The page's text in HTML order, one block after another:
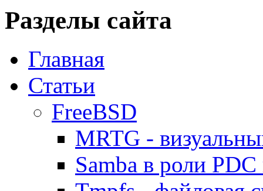
Разделы сайта
Главная
Статьи
FreeBSD
MRTG -
Samba в роли